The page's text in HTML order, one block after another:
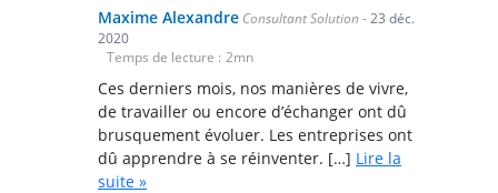
Maxime Alexandre Consultant Solution - 23 déc.
2020
Temps de lecture : 2mn
Ces derniers mois, nos manières de vivre,
de travailler ou encore d’échanger ont dû
brusquement évoluer. Les entreprises ont
dû apprendre à se réinventer. […] Lire la
suite »